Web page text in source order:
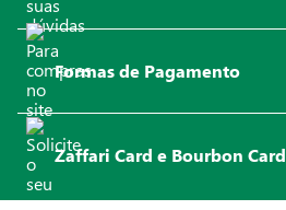
Formas de Pagamento
Zaffari Card e Bourbon Card